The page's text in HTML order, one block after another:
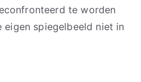
te worden
eigen spiegelbeeld niet in